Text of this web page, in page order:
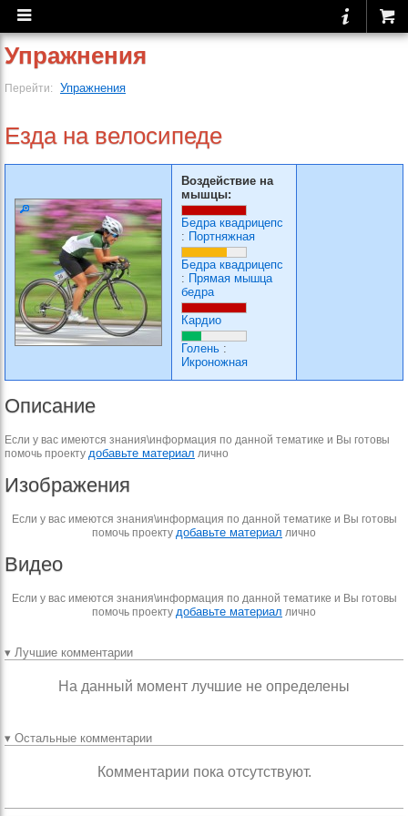
Упражнения
Перейти: Упражнения
Езда на велосипеде
Воздействие на
мышцы:
Бедра квадрицепс
: Портняжная
Бедра квадрицепс
: Прямая мышца
бедра
Кардио
Голень :
Икроножная
Описание
Если у вас имеются знания\информация по данной тематике и Вы готовы
помочь проекту добавьте материал лично
Изображения
Если у вас имеются знания\информация по данной тематике и Вы готовы
помочь проекту добавьте материал лично
Видео
Если у вас имеются знания\информация по данной тематике и Вы готовы
помочь проекту добавьте материал лично
▾ Лучшие комментарии
На данный момент лучшие не определены
▾ Остальные комментарии
Комментарии пока отсутствуют.